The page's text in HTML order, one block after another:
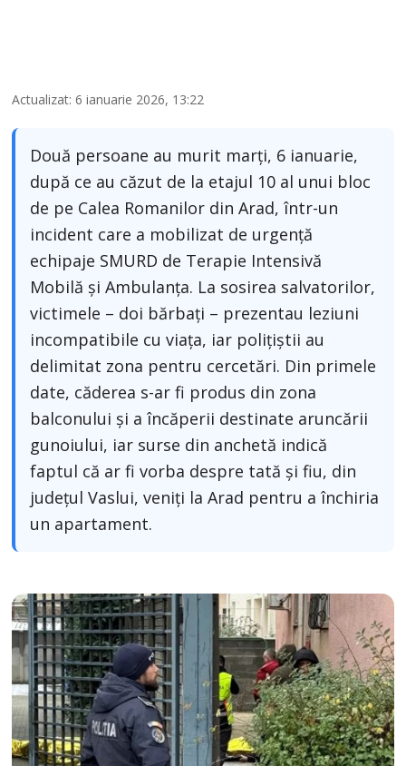
Actualizat: 6 ianuarie 2026, 13:22
Două persoane au murit marți, 6 ianuarie,
după ce au căzut de la etajul 10 al unui bloc
de pe Calea Romanilor din Arad, într-un
incident care a mobilizat de urgență
echipaje SMURD de Terapie Intensivă
Mobilă și Ambulanța. La sosirea salvatorilor,
victimele – doi bărbați – prezentau leziuni
incompatibile cu viața, iar polițiștii au
delimitat zona pentru cercetări. Din primele
date, căderea s-ar fi produs din zona
balconului și a încăperii destinate aruncării
gunoiului, iar surse din anchetă indică
faptul că ar fi vorba despre tată și fiu, din
județul Vaslui, veniți la Arad pentru a închiria
un apartament.